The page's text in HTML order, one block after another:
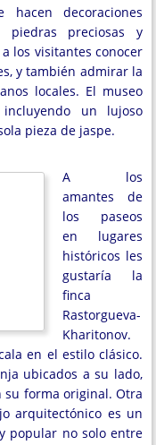
decoraciones
piedras preciosas y
los visitantes conocer
y también admirar la
locales. El museo
un lujoso
pieza de jaspe.
A los
amantes de
los paseos
en lugares
históricos les
gustaría la
finca
Rastorgueva-
Kharitonov.
en el estilo clásico.
ubicados a su lado,
su forma original. Otra
arquitectónico es un
popular no solo entre